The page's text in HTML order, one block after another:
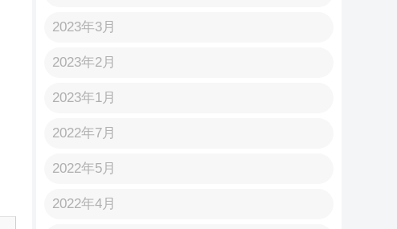
2023年3月
2023年2月
2023年1月
2022年7月
2022年5月
2022年4月